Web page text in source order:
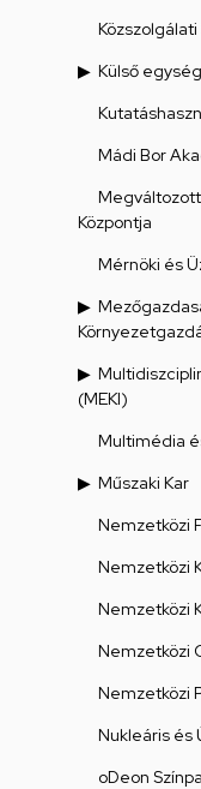
Külső
Mádi Bor
Központja
Mérnöki és
(MEKI)
Multimédia
Műszaki Kar
Nemzetközi
Nemzetközi
Nemzetközi
Nemzetközi
Nemzetközi
Nukleáris és
oDeon